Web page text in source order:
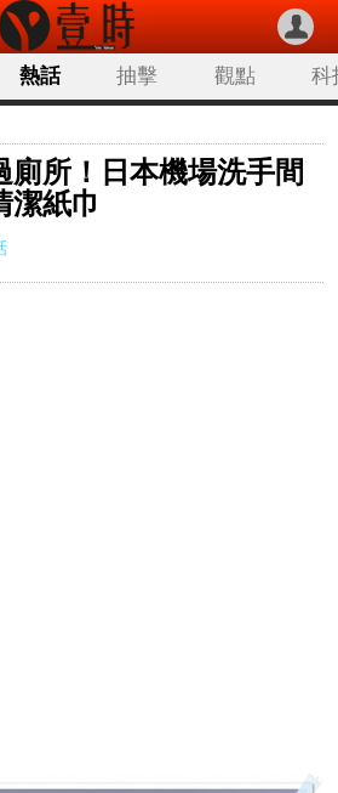
熱話 抽擊 觀點 科
廁所！日本機場洗手間
潔紙巾